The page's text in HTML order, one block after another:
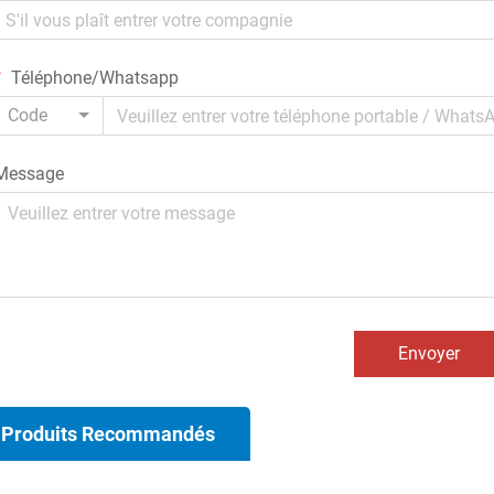
Téléphone/Whatsapp
Code
Envoyer
Produits Recommandés